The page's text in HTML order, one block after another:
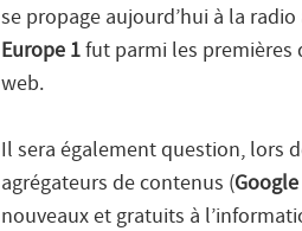
se propage aujourd’hui à la
Europe 1 fut parmi les premières
web.
Il sera également question, lors
agrégateurs de contenus (
nouveaux et gratuits à